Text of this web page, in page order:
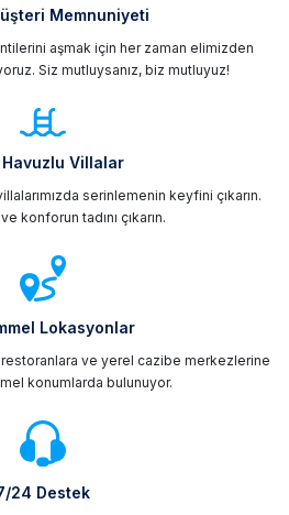
Memnuniyeti
aşmak için her zaman elimizden
Siz mutluysanız, biz mutluyuz!
Havuzlu Villalar
serinlemenin keyfini çıkarın.
konforun tadını çıkarın.
Lokasyonlar
restoranlara ve yerel cazibe merkezlerine
konumlarda bulunuyor.
24 Destek